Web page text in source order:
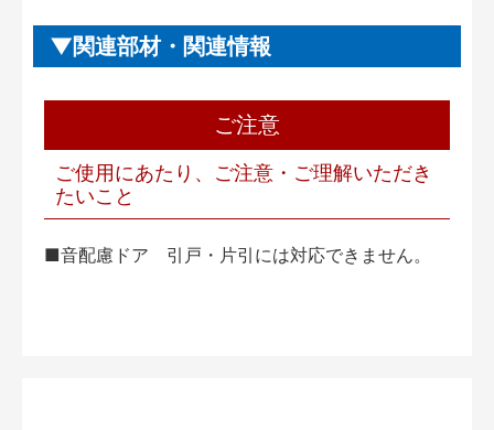
関連部材・関連情報
ご注意
ご使用にあたり、ご注意・ご理解いただき
たいこと
■音配慮ドア 引戸・片引には対応できません。